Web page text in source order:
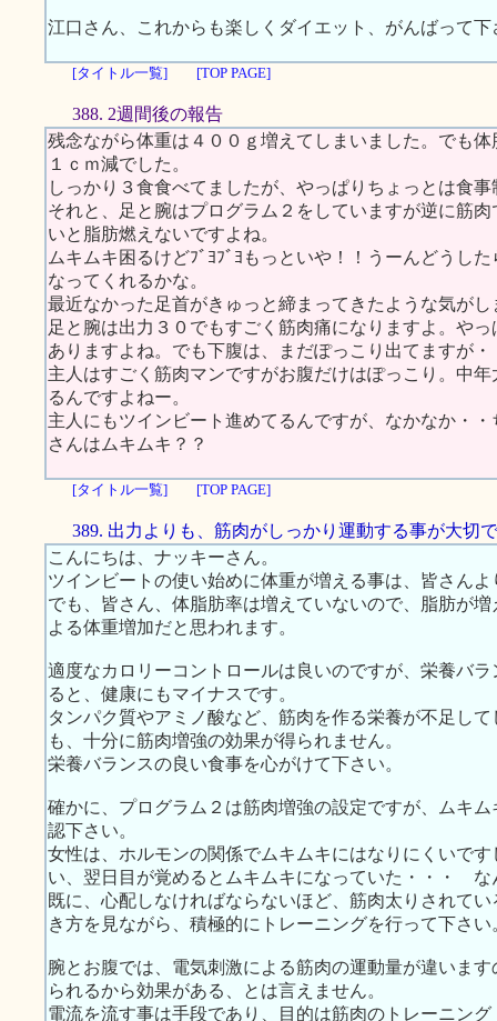
江口さん、これからも楽しくダイエット、がんばって下
[タイトル一覧] [TOP PAGE]
388. 2週間後の報告
残念ながら体重は４００ｇ増えてしまいました。でも
１ｃｍ減でした。
しっかり３食食べてましたが、やっぱりちょっとは食
それと、足と腕はプログラム２をしていますが逆に筋
いと脂肪燃えないですよね。
ムキムキ困るけどﾌﾞﾖﾌﾞﾖもっといや！！うーんどうし
なってくれるかな。
最近なかった足首がきゅっと締まってきたような気が
足と腕は出力３０でもすごく筋肉痛になりますよ。や
ありますよね。でも下腹は、まだぽっこり出てますが・
主人はすごく筋肉マンですがお腹だけはぽっこり。中
るんですよねー。
主人にもツインビート進めてるんですが、なかなか・
さんはムキムキ？？
[タイトル一覧] [TOP PAGE]
389. 出力よりも、筋肉がしっかり運動する事が大切
こんにちは、ナッキーさん。
ツインビートの使い始めに体重が増える事は、皆さん
でも、皆さん、体脂肪率は増えていないので、脂肪が
よる体重増加だと思われます。
適度なカロリーコントロールは良いのですが、栄養バ
ると、健康にもマイナスです。
タンパク質やアミノ酸など、筋肉を作る栄養が不足し
も、十分に筋肉増強の効果が得られません。
栄養バランスの良い食事を心がけて下さい。
確かに、プログラム２は筋肉増強の設定ですが、ムキ
認下さい。
女性は、ホルモンの関係でムキムキにはなりにくいで
い、翌日目が覚めるとムキムキになっていた・・・ な
既に、心配しなければならないほど、筋肉太りされて
き方を見ながら、積極的にトレーニングを行って下さい
腕とお腹では、電気刺激による筋肉の運動量が違いま
られるから効果がある、とは言えません。
電流を流す事は手段であり、目的は筋肉のトレーニン